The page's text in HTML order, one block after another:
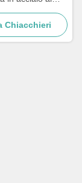
forma di L per l'
Scatola di legno
a molla caricati
Chiacchieri